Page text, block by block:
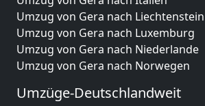
Umzug von Gera nach Liechtenstein
Umzug von Gera nach Luxemburg
Umzug von Gera nach Niederlande
Umzug von Gera nach Norwegen
Umzüge-Deutschlandweit